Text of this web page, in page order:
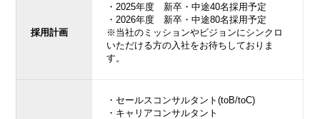
採用計画
・2025年度 新卒・中途40名採用予定
・2026年度 新卒・中途80名採用予定
※当社のミッションやビジョンにシンクロ
いただける方の入社をお待ちしておりま
す。
・セールスコンサルタント(toB/toC)
・キャリアコンサルタント